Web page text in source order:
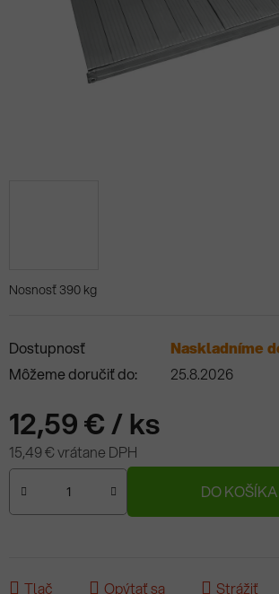
Nosnosť 390 kg
Dostupnosť
Naskladníme
Môžeme doručiť do:
25.8.2026
12,59 €/ ks
15,49 € vrátane DPH
DO KOŠÍKA
Tlač Opýtať sa Strážiť